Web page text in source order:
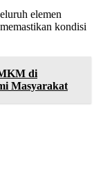
elemen
kondisi
di
Masyarakat